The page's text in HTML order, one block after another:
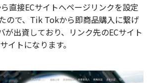
直接ECサイトへページリンクを設定
ので、Tik Tokから即商品購入に繋げ
が出資しており、リンク先のECサイト
イトになります。